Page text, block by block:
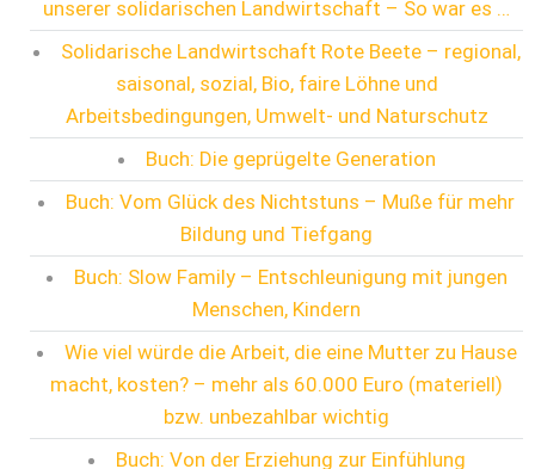
unserer solidarischen Landwirtschaft – So war es …
Solidarische Landwirtschaft Rote Beete – regional,
saisonal, sozial, Bio, faire Löhne und
Arbeitsbedingungen, Umwelt- und Naturschutz
Buch: Die geprügelte Generation
Buch: Vom Glück des Nichtstuns – Muße für mehr
Bildung und Tiefgang
Buch: Slow Family – Entschleunigung mit jungen
Menschen, Kindern
Wie viel würde die Arbeit, die eine Mutter zu Hause
macht, kosten? – mehr als 60.000 Euro (materiell)
bzw. unbezahlbar wichtig
Buch: Von der Erziehung zur Einfühlung